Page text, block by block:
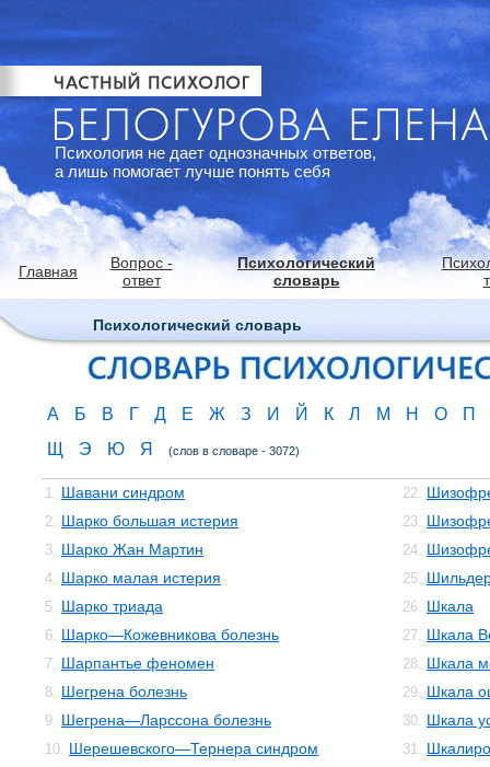
Психология не дает однозначных ответов,
а лишь помогает лучше понять себя
Главная
Вопрос -
ответ
Психологический
словарь
Психологический словарь
А Б В Г Д Е Ж З И Й К Л М Н О
П
Щ
Э Ю Я (слов в словаре - 3072)
1. Шавани синдром
2. Шарко большая истерия
3. Шарко Жан Мартин
4. Шарко малая истерия
5. Шарко триада
6. Шарко—Кожевникова болезнь
7. Шарпантье феномен
8. Шегрена болезнь
9. Шегрена—Ларссона болезнь
10. Шерешевского—Тернера синдром
22.
23.
24.
25.
26. Шкала
27. Шкала
28. Шкала
29. Шкала
30. Шкала
31.